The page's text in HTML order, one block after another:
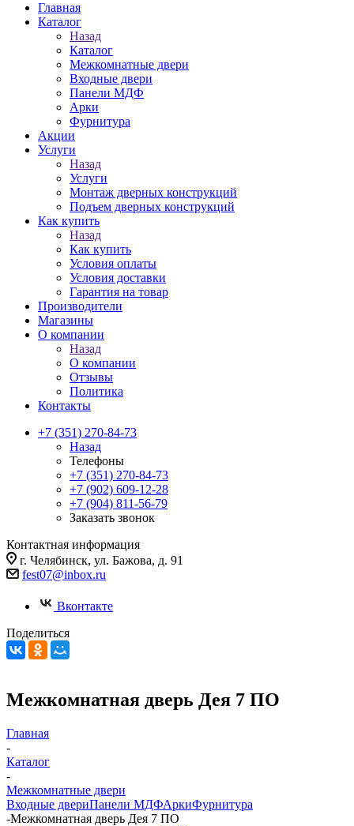
Главная
Каталог
Назад
Каталог
Межкомнатные двери
Входные двери
Панели МДФ
Арки
Фурнитура
Акции
Услуги
Назад
Услуги
Монтаж дверных конструкций
Подъем дверных конструкций
Как купить
Назад
Как купить
Условия оплаты
Условия доставки
Гарантия на товар
Производители
Магазины
О компании
Назад
О компании
Отзывы
Политика
Контакты
+7 (351) 270-84-73
Назад
Телефоны
+7 (351) 270-84-73
+7 (902) 609-12-28
+7 (904) 811-56-79
Заказать звонок
Контактная информация
г. Челябинск, ул. Бажова, д. 91
fest07@inbox.ru
Вконтакте
Поделиться
Межкомнатная дверь Дея 7 ПО
Главная
-
Каталог
-
Межкомнатные двери
Входные двериПанели МДФАркиФурнитура
-Межкомнатная дверь Дея 7 ПО